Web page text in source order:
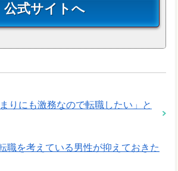
公式サイトへ
りにも激務なので転職したい」と
職を考えている男性が抑えておきた